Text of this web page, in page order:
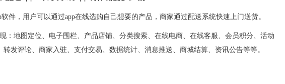
件，用户可以通过app在线选购自己想要的产品，商家通过配送系统快速上门送货。
：地图定位、电子围栏、产品店铺、分类搜索、在线电商、在线客服、会员积分、活动
发评论、商家入驻、支付交易、数据统计、消息推送、商城结算、资讯公告等等。